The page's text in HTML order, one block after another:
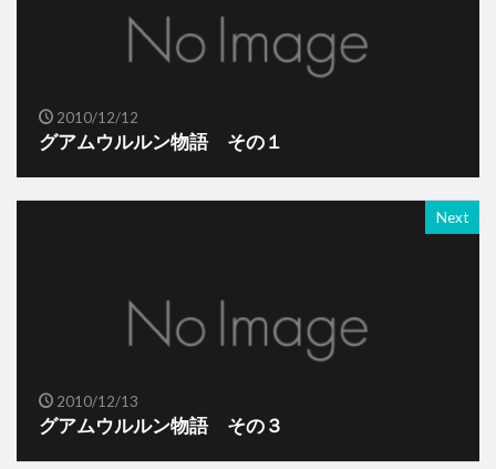
2010/12/12
グアムウルルン物語 その１
Next
2010/12/13
グアムウルルン物語 その３